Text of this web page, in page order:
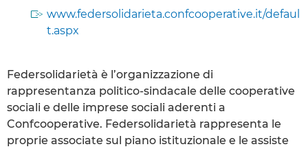
www.federsolidarieta.confcooperative.it/defaul
t.aspx
Federsolidarietà è l’organizzazione di
rappresentanza politico-sindacale delle cooperative
sociali e delle imprese sociali aderenti a
Confcooperative. Federsolidarietà rappresenta le
proprie associate sul piano istituzionale e le assiste